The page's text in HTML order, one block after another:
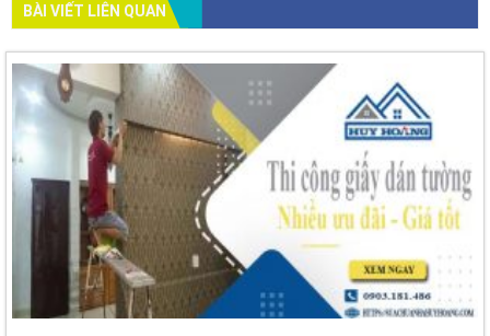
BÀI VIẾT LIÊN QUAN